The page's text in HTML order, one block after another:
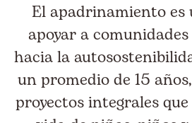
El apadrinamiento es
apoyar a
hacia la
un promedio de 15
proyectos integrales